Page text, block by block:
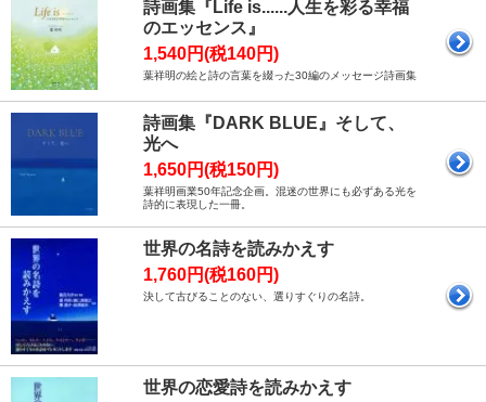
詩画集『Life is......人生を彩る幸福
のエッセンス』
1,540円(税140円)
葉祥明の絵と詩の言葉を綴った30編のメッセージ詩画集
詩画集『DARK BLUE』そして、
光へ
1,650円(税150円)
葉祥明画業50年記念企画。混迷の世界にも必ずある光を
詩的に表現した一冊。
世界の名詩を読みかえす
1,760円(税160円)
決して古びることのない、選りすぐりの名詩。
世界の恋愛詩を読みかえす